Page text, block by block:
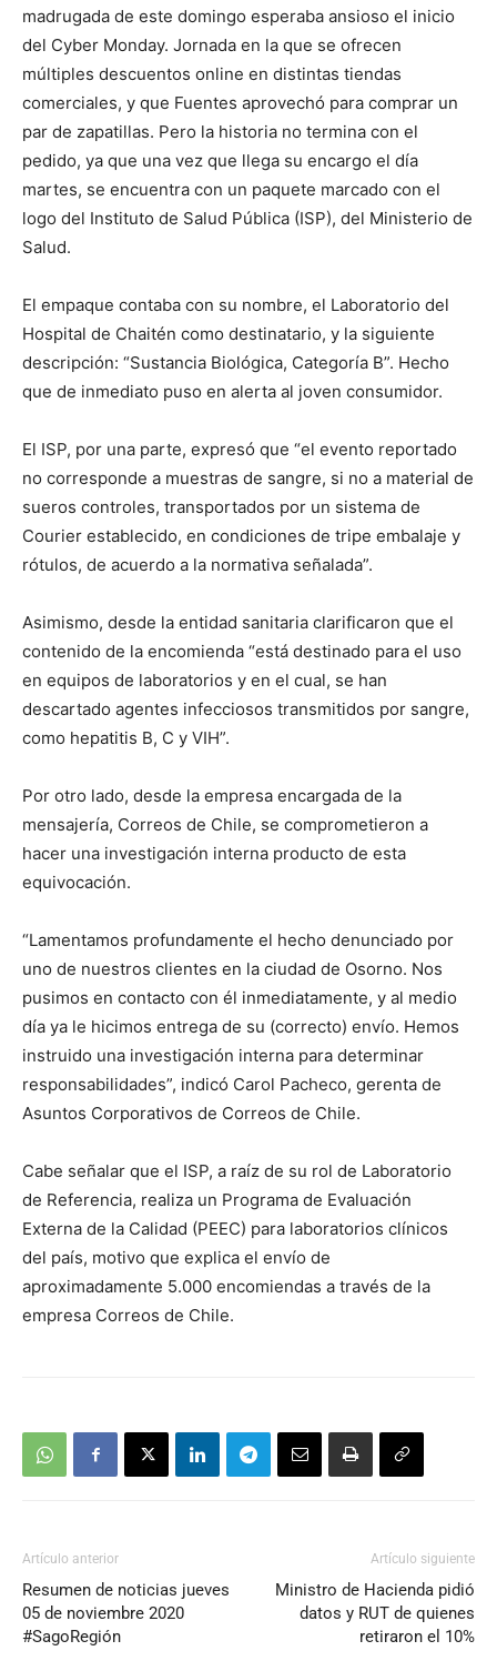
madrugada de este domingo esperaba ansioso el inicio
del Cyber Monday. Jornada en la que se ofrecen
múltiples descuentos online en distintas tiendas
comerciales, y que Fuentes aprovechó para comprar un
par de zapatillas. Pero la historia no termina con el
pedido, ya que una vez que llega su encargo el día
martes, se encuentra con un paquete marcado con el
logo del Instituto de Salud Pública (ISP), del Ministerio de
Salud.
El empaque contaba con su nombre, el Laboratorio del
Hospital de Chaitén como destinatario, y la siguiente
descripción: “Sustancia Biológica, Categoría B”. Hecho
que de inmediato puso en alerta al joven consumidor.
El ISP, por una parte, expresó que “el evento reportado
no corresponde a muestras de sangre, si no a material de
sueros controles, transportados por un sistema de
Courier establecido, en condiciones de tripe embalaje y
rótulos, de acuerdo a la normativa señalada”.
Asimismo, desde la entidad sanitaria clarificaron que el
contenido de la encomienda “está destinado para el uso
en equipos de laboratorios y en el cual, se han
descartado agentes infecciosos transmitidos por sangre,
como hepatitis B, C y VIH”.
Por otro lado, desde la empresa encargada de la
mensajería, Correos de Chile, se comprometieron a
hacer una investigación interna producto de esta
equivocación.
“Lamentamos profundamente el hecho denunciado por
uno de nuestros clientes en la ciudad de Osorno. Nos
pusimos en contacto con él inmediatamente, y al medio
día ya le hicimos entrega de su (correcto) envío. Hemos
instruido una investigación interna para determinar
responsabilidades”, indicó Carol Pacheco, gerenta de
Asuntos Corporativos de Correos de Chile.
Cabe señalar que el ISP, a raíz de su rol de Laboratorio
de Referencia, realiza un Programa de Evaluación
Externa de la Calidad (PEEC) para laboratorios clínicos
del país, motivo que explica el envío de
aproximadamente 5.000 encomiendas a través de la
empresa Correos de Chile.
Artículo anterior
Resumen de noticias jueves
05 de noviembre 2020
#SagoRegión
Artículo siguiente
Ministro de Hacienda pidió
datos y RUT de quienes
retiraron el 10%